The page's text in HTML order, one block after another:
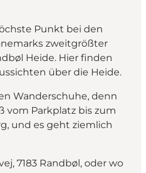
Punkt bei den
zweitgrößter
Heide. Hier finden
über die Heide.
Wanderschuhe, denn
vom Parkplatz bis zum
und es geht ziemlich
7183 Randbøl, oder wo